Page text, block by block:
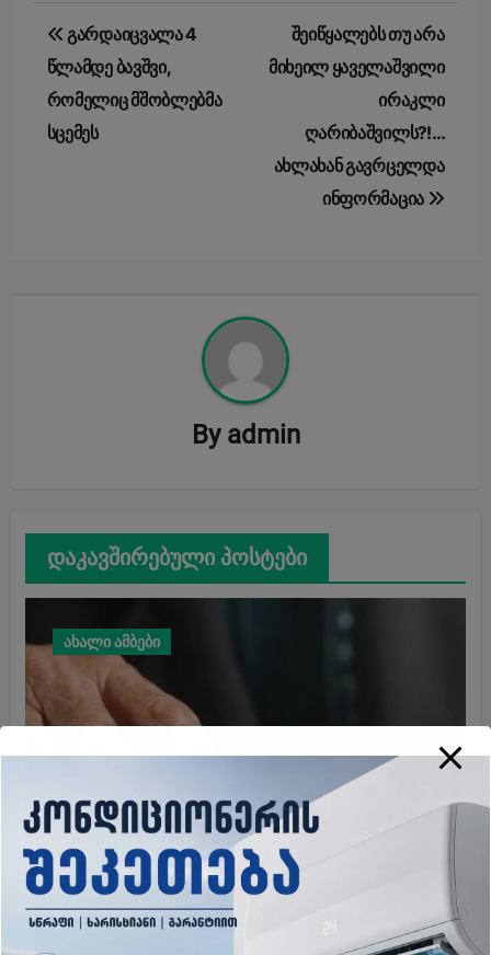
Post
navigation
გარდაიცვალა 4
წლამდე ბავშვი,
რომელიც მშობლებმა
სცემეს
შეიწყალებს თუ არა
მიხეილ ყაველაშვილი
ირაკლი
ღარიბაშვილს?!…
ახლახან გავრცელდა
ინფორმაცია
By admin
დაკავშირებული პოსტები
ახალი ამბები
პენსიების რამდენი ლარით
გაზრდაა მოსალოდნელი 2027
წლიდან? – ცნობილია წინასწარი
მონაცემები